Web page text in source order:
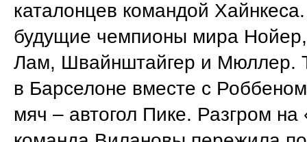
каталонцев командой
будущие чемпионы мира Нойер,
Лам, Швайнштайгер и Мюллер.
в Барселоне вместе с
мяч – автогол Пике. Разгром